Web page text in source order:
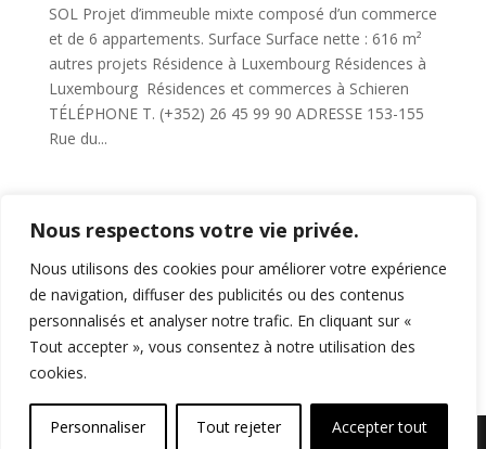
Nous respectons votre vie privée.
Nous utilisons des cookies pour améliorer votre expérience
de navigation, diffuser des publicités ou des contenus
personnalisés et analyser notre trafic. En cliquant sur «
Tout accepter », vous consentez à notre utilisation des
cookies.
Personnaliser Tout rejeter Accepter tout
SOL Projet d’immeuble mixte composé d’un commerce
et de 6 appartements. Surface Surface nette : 616 m²
autres projets Résidence à Luxembourg Résidences à
Luxembourg Résidences et commerces à Schieren
TÉLÉPHONE T. (+352) 26 45 99 90 ADRESSE 153-155
Rue du...
10
… » Dernière page »
Commentaires récents
Politique de confidentialité - Mentions légales